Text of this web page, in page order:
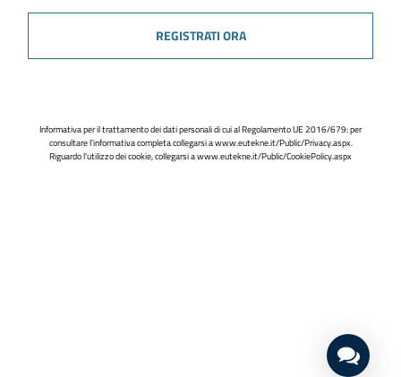
REGISTRATI ORA
Informativa per il trattamento dei dati personali di cui al Regolamento UE 2016/679: per
consultare l'informativa completa collegarsi awww.eutekne.it/Public/Privacy.aspx.
Riguardo l'utilizzo dei cookie, collegarsi awww.eutekne.it/Public/CookiePolicy.aspx